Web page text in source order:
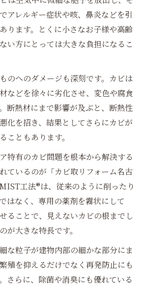
アレルギー症状や咳、鼻炎などを引
ります。とくに小さなお子様や高齢
い方にとっては大きな負担になるこ
のへのダメージも深刻です。カビは
などを徐々に劣化させ、変色や腐食
断熱材にまで影響が及ぶと、断熱性
化を招き、結果としてさらにカビが
こともあります。
特有のカビ問題を根本から解決する
ているのが「カビ取リフォーム名古
工法®は、従来のように削ったり
はなく、専用の薬剤を霧状にして
ることで、見えないカビの根までし
が大きな特長です。
な粒子が建物内部の細かな部分にま
殖を抑えるだけでなく再発防止にも
さらに、除菌や消臭にも優れている